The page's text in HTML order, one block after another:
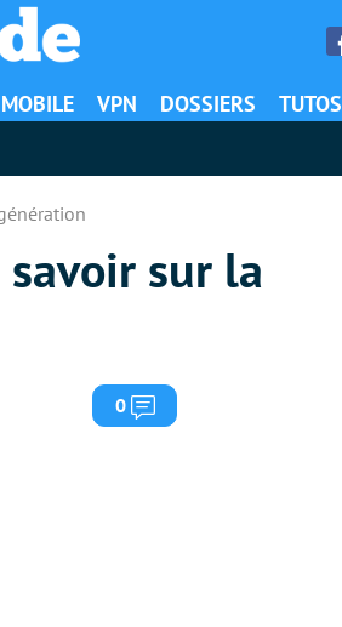
VPN DOSSIERS TUTOS
sur la
0 Commentaires